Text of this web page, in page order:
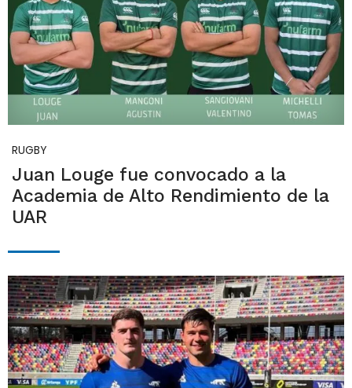
RUGBY
Juan Louge fue convocado a la
Academia de Alto Rendimiento de la
UAR